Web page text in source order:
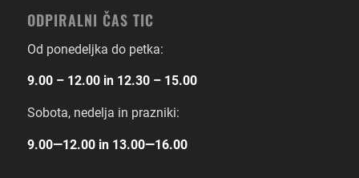
ODPIRALNI ČAS TIC
Od ponedeljka do petka:
9.00 – 12.00 in 12.30 – 15.00
Sobota, nedelja in prazniki:
9.00―12.00 in 13.00―16.00